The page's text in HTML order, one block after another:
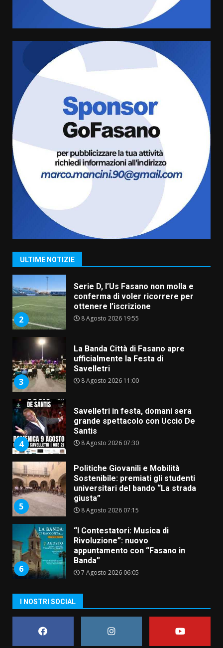
ULTIME NOTIZIE
Sostenibile: premiati gli studenti
universitari del bando “La strada
giusta”
8 Agosto 2026 07:15
“I Contestatori: Musica di
Rivoluzione”: nuovo
appuntamento con “Fasano in
Banda”
7 Agosto 2026 06:05
US Fasano, Scianaro: “Profonda
amarezza per esclusione dal
campionato di calcio”
7 Agosto 2026 06:00
1
Grande successo per la “Sagra
del Pesce Spada” a Savelletri
9 Agosto 2026 07:32
2
Serie D, l’Us Fasano non molla e
conferma di voler ricorrere per
ottenere l’iscrizione
8 Agosto 2026 19:55
3
La Banda Città di Fasano apre
ufficialmente la Festa di
Savelletri
8 Agosto 2026 11:00
4
Savelletri in festa, domani sera
grande spettacolo con Uccio De
Santis
8 Agosto 2026 07:30
5
Politiche Giovanili e Mobilità
Sostenibile: premiati gli studenti
universitari del bando “La strada
giusta”
8 Agosto 2026 07:15
6
“I Contestatori: Musica di
Rivoluzione”: nuovo
appuntamento con “Fasano in
Banda”
7 Agosto 2026 06:05
amarezza per esclusione dal
campionato di calcio”
7 Agosto 2026 06:00
I NOSTRI SOCIAL